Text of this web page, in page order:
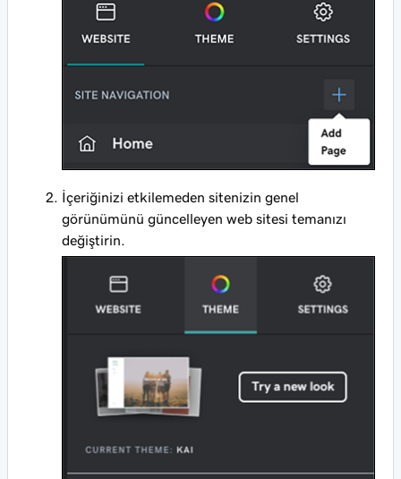
İçeriğinizi etkilemeden sitenizin genel
görünümünü güncelleyen web sitesi temanızı
değiştirin.